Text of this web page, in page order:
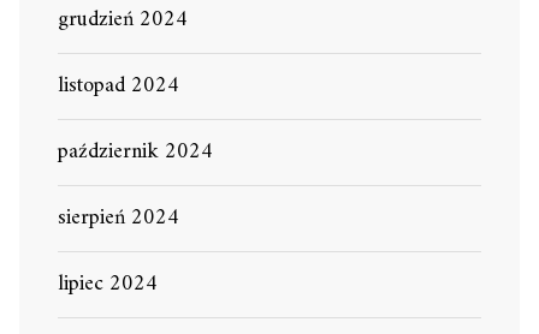
grudzień 2024
listopad 2024
październik 2024
sierpień 2024
lipiec 2024